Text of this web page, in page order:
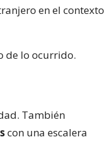
en el contexto
de lo ocurrido.
También
con una escalera